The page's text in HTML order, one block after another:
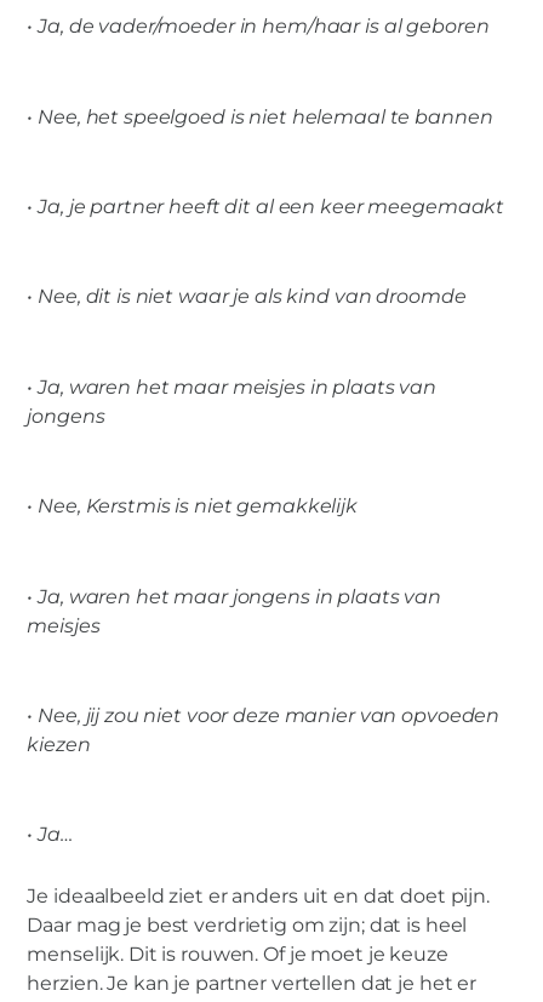
• Ja, de vader/moeder in hem/haar is al geboren
• Nee, het speelgoed is niet helemaal te bannen
• Ja, je partner heeft dit al een keer meegemaakt
• Nee, dit is niet waar je als kind van droomde
• Ja, waren het maar meisjes in plaats van
jongens
• Nee, Kerstmis is niet gemakkelijk
• Ja, waren het maar jongens in plaats van
meisjes
• Nee, jij zou niet voor deze manier van opvoeden
kiezen
• Ja…
Je ideaalbeeld ziet er anders uit en dat doet pijn.
Daar mag je best verdrietig om zijn; dat is heel
menselijk. Dit is rouwen. Of je moet je keuze
herzien. Je kan je partner vertellen dat je het er